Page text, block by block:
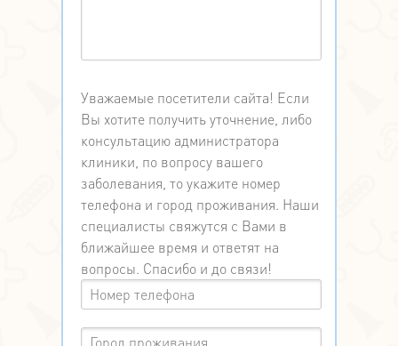
Уважаемые посетители сайта! Если
Вы хотите получить уточнение, либо
консультацию администратора
клиники, по вопросу вашего
заболевания, то укажите номер
телефона и город проживания. Наши
специалисты свяжутся с Вами в
ближайшее время и ответят на
вопросы. Спасибо и до связи!